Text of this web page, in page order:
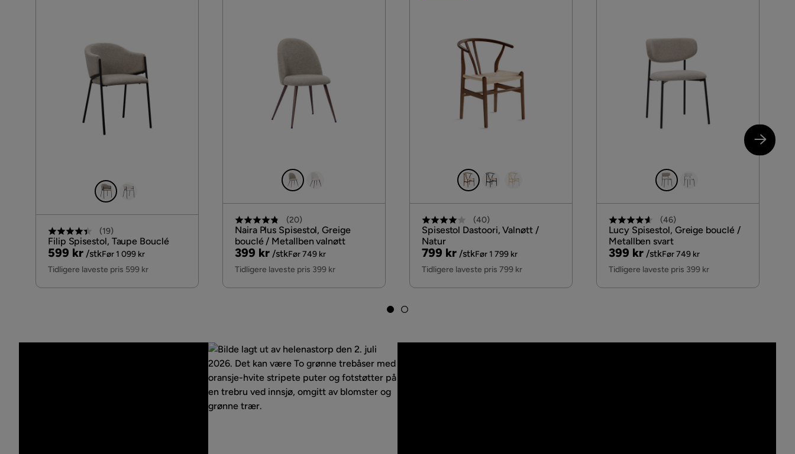
(19)
Filip Spisestol, Taupe Bouclé
Pris
599 kr /stk
Original
Pris
Før 1 099 kr
Tidligere laveste pris 599 kr
(20)
Naira Plus Spisestol, Greige
bouclé / Metallben valnøtt
Pris
399 kr /stk
Original
Pris
Før 749 kr
Tidligere laveste pris 399 kr
(40)
Spisestol Dastoori, Valnøtt /
Natur
Pris
799 kr /stk
Original
Pris
Før 1 799 kr
Tidligere laveste pris 799 kr
(46)
Lucy Spisestol, Greige bouclé /
Metallben svart
Pris
399 kr /stk
Original
Pris
Før 749 kr
Tidligere laveste pris 399 kr